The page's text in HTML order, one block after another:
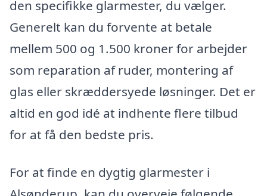
den specifikke glarmester, du vælger.
Generelt kan du forvente at betale
mellem 500 og 1.500 kroner for arbejder
som reparation af ruder, montering af
glas eller skræddersyede løsninger. Det er
altid en god idé at indhente flere tilbud
for at få den bedste pris.
For at finde en dygtig glarmester i